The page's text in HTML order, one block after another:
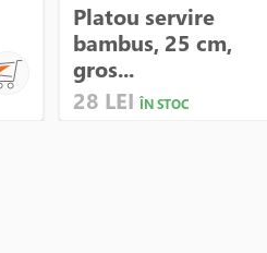
Platou servire
bambus, 25 cm,
gros...
28 LEI ÎN STOC